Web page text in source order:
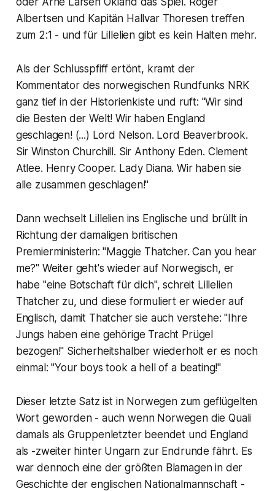
Albertsen und Kapitän Hallvar Thoresen treffen
zum 2:1 - und für Lillelien gibt es kein Halten mehr.
Als der Schlusspfiff ertönt, kramt der
Kommentator des norwegischen Rundfunks NRK
ganz tief in der Historienkiste und ruft: "Wir sind
die Besten der Welt! Wir haben England
geschlagen! (...) Lord Nelson. Lord Beaverbrook.
Sir Winston Churchill. Sir Anthony Eden. Clement
Atlee. Henry Cooper. Lady Diana. Wir haben sie
alle zusammen geschlagen!"
Dann wechselt Lillelien ins Englische und brüllt in
Richtung der damaligen britischen
Premierministerin: "Maggie Thatcher. Can you hear
me?" Weiter geht's wieder auf Norwegisch, er
habe "eine Botschaft für dich", schreit Lillelien
Thatcher zu, und diese formuliert er wieder auf
Englisch, damit Thatcher sie auch verstehe: "Ihre
Jungs haben eine gehörige Tracht Prügel
bezogen!" Sicherheitshalber wiederholt er es noch
einmal: "Your boys took a hell of a beating!"
Dieser letzte Satz ist in Norwegen zum geflügelten
Wort geworden - auch wenn Norwegen die Quali
damals als Gruppenletzter beendet und England
als -zweiter hinter Ungarn zur Endrunde fährt. Es
war dennoch eine der größten Blamagen in der
Geschichte der englischen Nationalmannschaft -